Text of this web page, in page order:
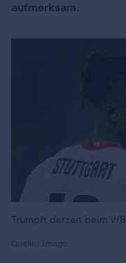
aufmerksam.
Trumpft derzeit beim